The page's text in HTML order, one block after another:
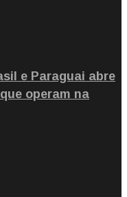
e Paraguai abre
operam na